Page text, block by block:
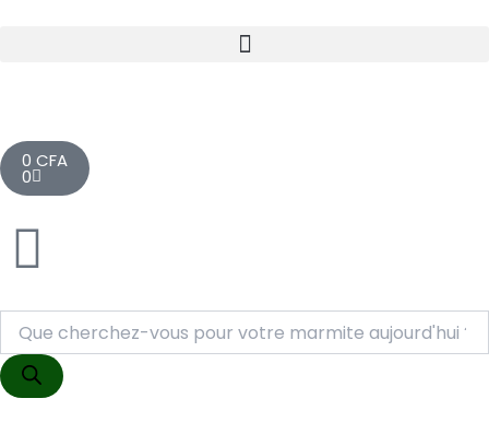
0 CFA
0
Cart
Recherche
produits